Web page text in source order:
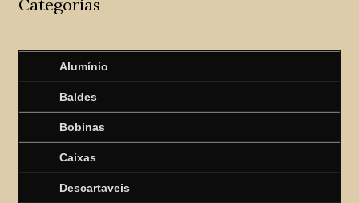
Categorias
Alumínio
Baldes
Bobinas
Caixas
Descartaveis